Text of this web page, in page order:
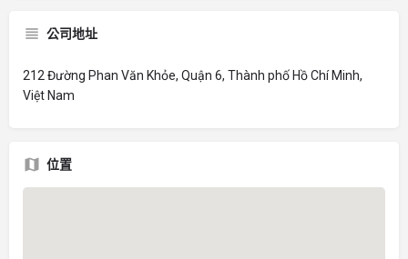
公司地址
212 Đường Phan Văn Khỏe, Quận 6, Thành phố Hồ Chí Minh,
Việt Nam
位置